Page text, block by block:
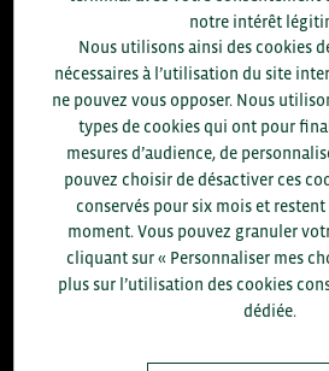
8.300
ACCOMPAGNEMENTS RÉALISÉS EN
développement commercial, conseils
d'information....
+1.700 accompagnées
96 % D'ENTREPRISES
enquête réalisée auprès de 300
notre intérêt
Nous utilisons ainsi des cookies
nécessaires à l’utilisation du site
ne pouvez vous opposer. Nous
types de cookies qui ont pour
mesures d’audience, de
pouvez choisir de désactiver ces
conservés pour six mois et
moment. Vous pouvez granuler
cliquant sur « Personnaliser mes
plus sur l’utilisation des cookies
dédiée.